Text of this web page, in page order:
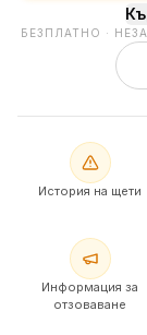
БЕЗПЛАТНО ·
История на щети
Информация за
отзоваване